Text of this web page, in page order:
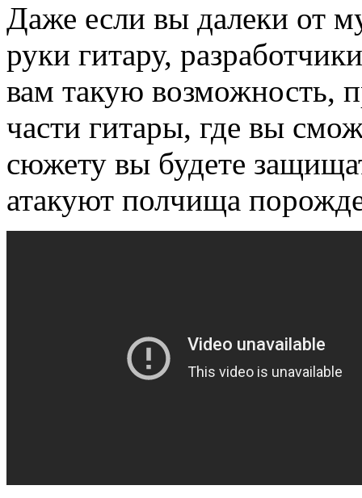
Даже если вы далеки от
руки гитару,
вам такую возможность,
части гитары, где вы
сюжету вы будете
атакуют полчища